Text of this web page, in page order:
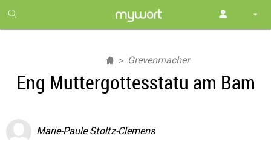
month
free
Grevenmacher
Eng Muttergottesstatu am Bam
Marie-Paule Stoltz-Clemens